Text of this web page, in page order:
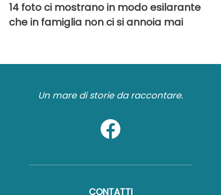
14 foto ci mostrano in modo esilarante
che in famiglia non ci si annoia mai
Un mare di storie da raccontare.
CONTATTI